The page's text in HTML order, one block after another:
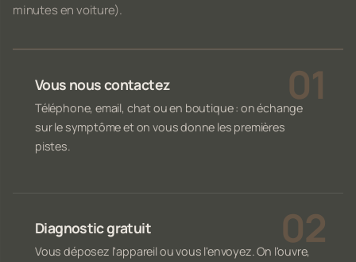
minutes en voiture).
Vous nous contactez
Téléphone, email, chat ou en boutique : on échange
sur le symptôme et on vous donne les premières
pistes.
Diagnostic gratuit
Vous déposez l'appareil ou vous l'envoyez. On l'ouvre,